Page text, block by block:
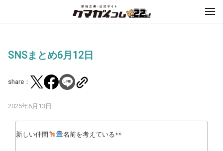
SNSまとめ6月12日
share：
2025年6月13日
新しい仲間 名前を考えている